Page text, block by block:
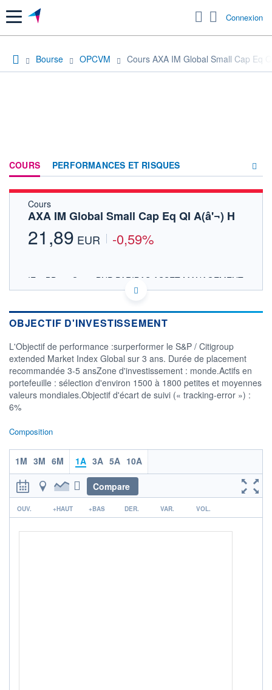
Menu Connexion
Bourse OPCVM Cours AXA IM Global Small Cap Eq
COURS PERFORMANCES ET RISQUES
Cours
AXA IM Global Small Cap Eq QI A(â'¬) H
21,89 EUR -0,59%
IE00BD007Q55 - BNP PARIBAS ASSET MANAGEMENT
Europe
Consulter le prospectus / DIC
16
18
20
22
CATÉGORIE MORNINGSTAR
Actions Secteur Autres
FONDS PARTENAIRES
TARIFS PRIVILÉGIÉS 0%
ÉLIGIBILITÉ
PEA PEA-PME BOURSOVIE LUX
BOURSOVIE
OBJECTIF D'INVESTISSEMENT
L'Objectif de performance :surperformer le S&P / Citigroup
extended Market Index Global sur 3 ans. Durée de placement
recommandée 3-5 ansZone d'investissement : monde.Actifs en
portefeuille : sélection d'environ 1500 à 1800 petites et moyennes
valeurs mondiales.Objectif d'écart de suivi (« tracking-error ») :
6%
Composition
1M 3M 6M 1A 3A 5A 10A
Compare
r
OUV. +HAUT +BAS DER. VAR. VOL.